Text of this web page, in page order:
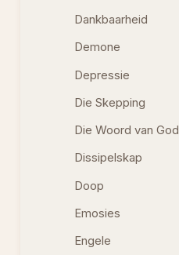
Dankbaarheid
Demone
Depressie
Die Skepping
Die Woord van God
Dissipelskap
Doop
Emosies
Engele